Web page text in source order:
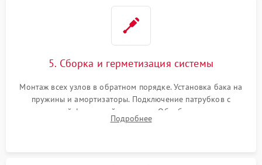
5. Сборка и герметизация системы
Монтаж всех узлов в обратном порядке. Установка бака на
пружины и амортизаторы. Подключение патрубков с
надежной фиксацией хомутами. Обработка стыков
герметиком для предотвращения возможных протечек воды.
Подробнее